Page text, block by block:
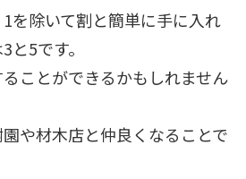
を除いて割と簡単に手に入れ
5です。
ことができるかもしれません
や材木店と仲良くなることで